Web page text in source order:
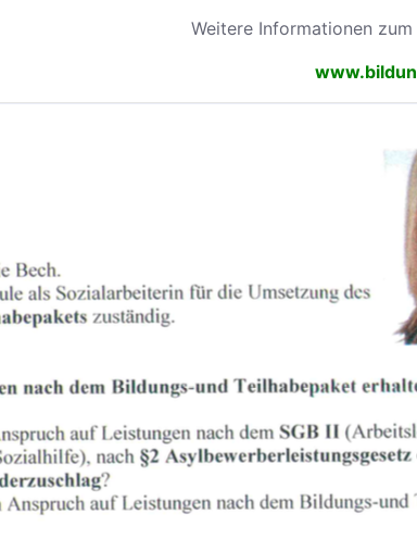
Weitere Informationen